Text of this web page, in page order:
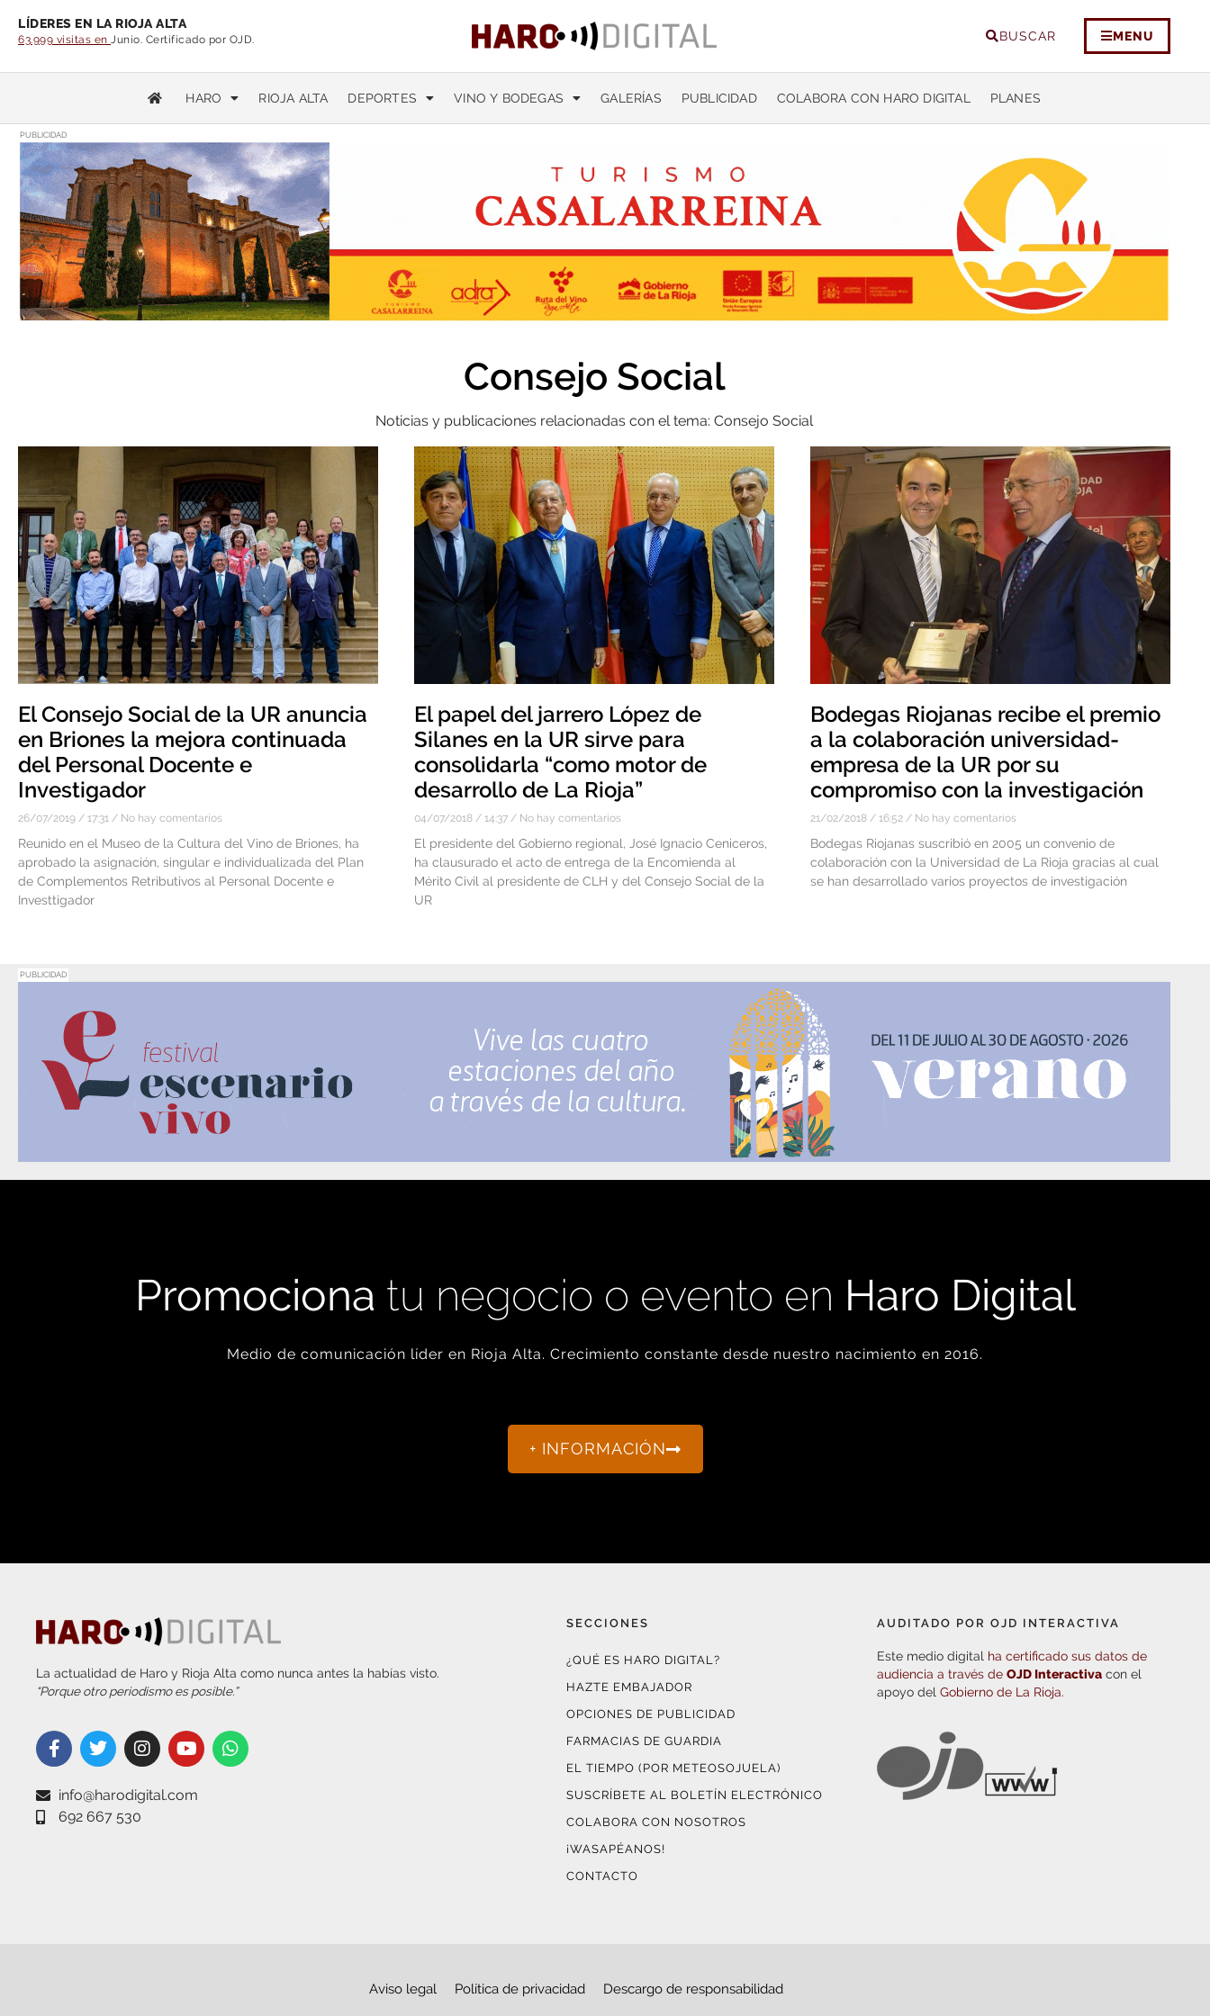
LÍDERES EN LA RIOJA ALTA
63.999 visitas en Junio. Certificado por OJD. BUSCAR MENU
HARO RIOJA ALTA DEPORTES VINO Y BODEGAS GALERÍAS PUBLICIDAD COLABORA CON HARO DIGITAL PLANES
PUBLICIDAD
Consejo Social
Noticias y publicaciones relacionadas con el tema: Consejo Social
El Consejo Social de la UR anuncia
en Briones la mejora continuada
del Personal Docente e
Investigador
26/07/2019 17:31 No hay comentarios
Reunido en el Museo de la Cultura del Vino de Briones, ha
aprobado la asignación, singular e individualizada del Plan
de Complementos Retributivos al Personal Docente e
Investtigador
El papel del jarrero López de
Silanes en la UR sirve para
consolidarla “como motor de
desarrollo de La Rioja”
04/07/2018 14:37 No hay comentarios
El presidente del Gobierno regional, José Ignacio Ceniceros,
ha clausurado el acto de entrega de la Encomienda al
Mérito Civil al presidente de CLH y del Consejo Social de la
UR
Bodegas Riojanas recibe el premio
a la colaboración universidad-
empresa de la UR por su
compromiso con la investigación
21/02/2018 16:52 No hay comentarios
Bodegas Riojanas suscribió en 2005 un convenio de
colaboración con la Universidad de La Rioja gracias al cual
se han desarrollado varios proyectos de investigación
PUBLICIDAD
Promociona tu negocio o evento en Haro Digital
Medio de comunicación líder en Rioja Alta. Crecimiento constante desde nuestro nacimiento en 2016.
+ INFORMACIÓN
La actualidad de Haro y Rioja Alta como nunca antes la habías visto.
“Porque otro periodismo es posible.”
info@harodigital.com
692 667 530
SECCIONES
¿QUÉ ES HARO DIGITAL?
HAZTE EMBAJADOR
OPCIONES DE PUBLICIDAD
FARMACIAS DE GUARDIA
EL TIEMPO (POR METEOSOJUELA)
SUSCRÍBETE AL BOLETÍN ELECTRÓNICO
COLABORA CON NOSOTROS
¡WASAPÉANOS!
CONTACTO
AUDITADO POR OJD INTERACTIVA
Este medio digital ha certificado sus datos de
audiencia a través deOJD Interactiva con el
apoyo delGobierno de La Rioja.
Aviso legal Política de privacidad Descargo de responsabilidad